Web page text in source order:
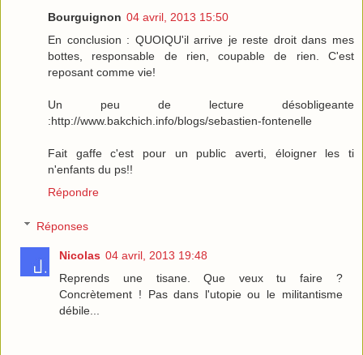
Bourguignon 04 avril, 2013 15:50
En conclusion : QUOIQU'il arrive je reste droit dans mes
bottes, responsable de rien, coupable de rien. C'est
reposant comme vie!
Un peu de lecture désobligeante
:http://www.bakchich.info/blogs/sebastien-fontenelle
Fait gaffe c'est pour un public averti, éloigner les ti
n'enfants du ps!!
Répondre
Réponses
Nicolas 04 avril, 2013 19:48
Reprends une tisane. Que veux tu faire ?
Concrètement ! Pas dans l'utopie ou le militantisme
débile...